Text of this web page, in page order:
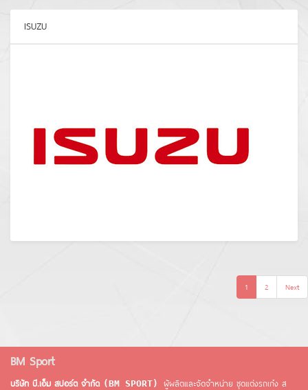
ISUZU
1 2 Next
BM Sport
บริษัท บี.เอ็ม สปอร์ต จำกัด (BM SPORT)
ผู้ผลิตและจัดจำหน่าย ชุดแต่งรถเก๋ง ส